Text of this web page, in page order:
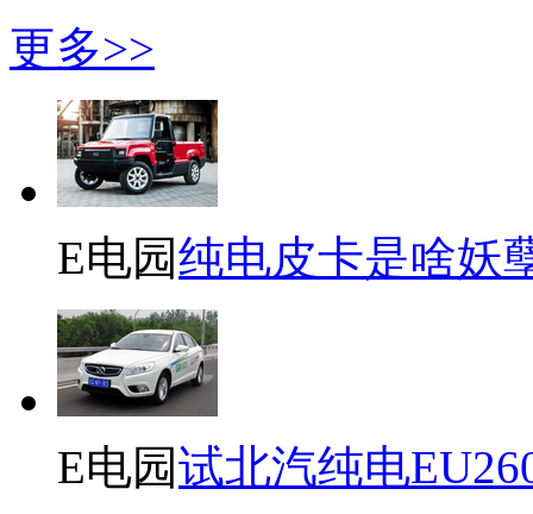
更多>>
E电园纯电皮卡是啥妖
E电园试北汽纯电